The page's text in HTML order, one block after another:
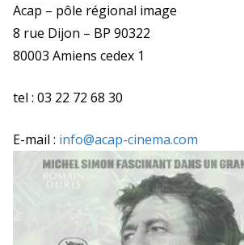
Acap – pôle régional image
8 rue Dijon – BP 90322
80003 Amiens cedex 1
tel : 03 22 72 68 30
E-mail : info@acap-cinema.com